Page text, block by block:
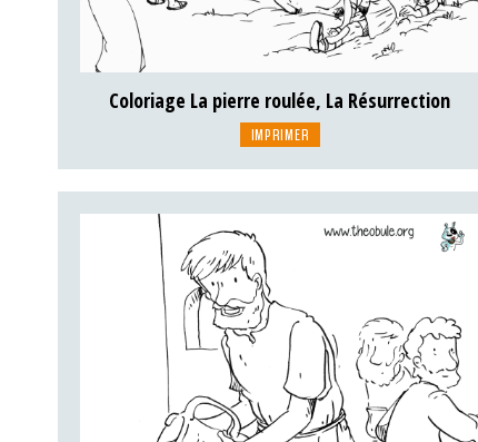
Coloriage La pierre roulée, La Résurrection
IMPRIMER